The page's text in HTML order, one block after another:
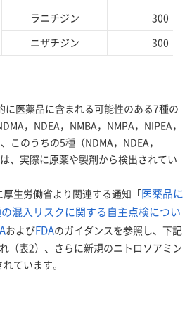
ラニチジン 300
ニザチジン 300
医薬品に含まれる可能性のある7種の
，NDEA，NMBA，NMPA，NIPEA，
このうちの5種（NDMA，NDEA，
、実際に原薬や製剤から検出されてい
生労働省より関連する通知「 医薬品に
混入リスクに関する自主点検につい
およびFDAのガイダンスを参照し、下記
（表2）、さらに新規のニトロソアミン
ています。